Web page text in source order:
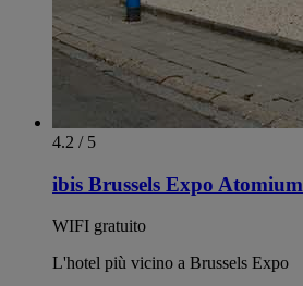
4.2 / 5
ibis Brussels Expo Atomium
WIFI gratuito
L'hotel più vicino a Brussels Expo